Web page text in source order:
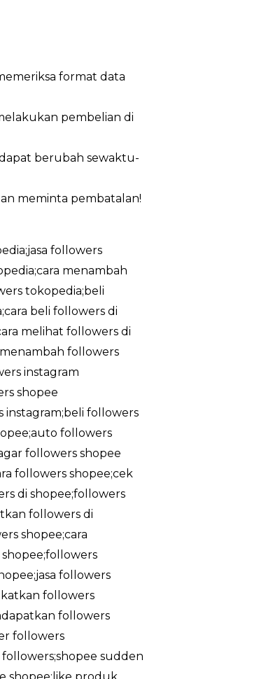
format data
pembelian di
berubah sewaktu-
meminta pembatalan!
followers
menambah
tokopedia;beli
beli followers di
melihat followers di
followers
instagram
shopee
instagram;beli followers
followers
followers shopee
followers shopee;cek
di shopee;followers
followers di
shopee;cara
followers
followers
followers
followers
sudden
shopee;like produk